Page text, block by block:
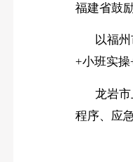
福建省鼓
以福
+小班实操
龙岩
程序、应